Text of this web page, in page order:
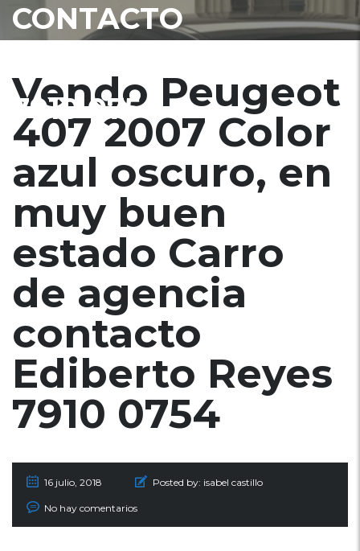
CONTACTO
7910 0754
Vendo Peugeot
407 2007 Color
azul oscuro, en
muy buen
estado Carro
de agencia
contacto
Ediberto Reyes
7910 0754
16 julio, 2018 Posted by: isabel castillo
No hay comentarios